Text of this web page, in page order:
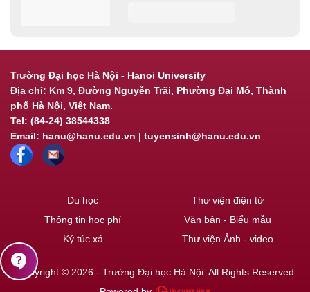
Trường Đại học Hà Nội - Hanoi University
Địa chỉ: Km 9, Đường Nguyễn Trãi, Phường Đại Mỗ, Thành
phố Hà Nội, Việt Nam.
Tel: (84-24) 38544338
Email: hanu@hanu.edu.vn | tuyensinh@hanu.edu.vn
Du học
Thông tin học phí
Ký túc xá
Thư viện điện tử
Văn bản - Biểu mẫu
Thư viện Ảnh - video
Copyright © 2026 - Trường Đại học Hà Nội. All Rights Reserved
contact_support